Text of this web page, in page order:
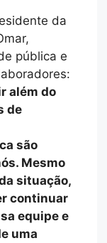
da
pública e
além do
de
são
Mesmo
situação,
continuar
equipe e
uma